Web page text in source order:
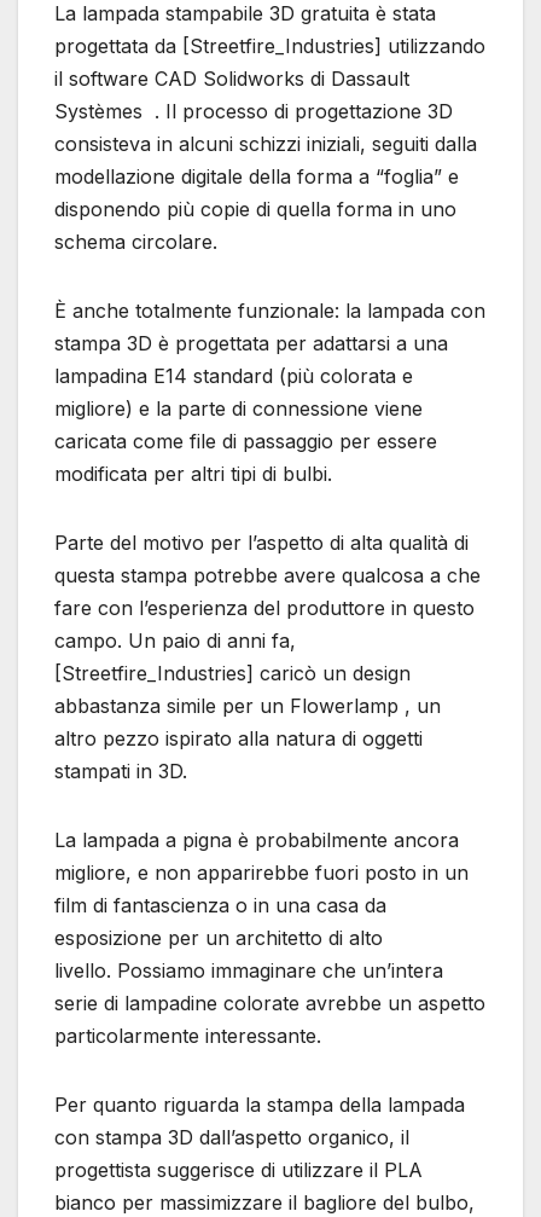
La lampada stampabile 3D gratuita è stata
progettata da [Streetfire_Industries] utilizzando
il software CAD Solidworks di Dassault
Systèmes . Il processo di progettazione 3D
consisteva in alcuni schizzi iniziali, seguiti dalla
modellazione digitale della forma a “foglia” e
disponendo più copie di quella forma in uno
schema circolare.
È anche totalmente funzionale: la lampada con
stampa 3D è progettata per adattarsi a una
lampadina E14 standard (più colorata e
migliore) e la parte di connessione viene
caricata come file di passaggio per essere
modificata per altri tipi di bulbi.
Parte del motivo per l’aspetto di alta qualità di
questa stampa potrebbe avere qualcosa a che
fare con l’esperienza del produttore in questo
campo. Un paio di anni fa,
[Streetfire_Industries] caricò un design
abbastanza simile per un Flowerlamp , un
altro pezzo ispirato alla natura di oggetti
stampati in 3D.
La lampada a pigna è probabilmente ancora
migliore, e non apparirebbe fuori posto in un
film di fantascienza o in una casa da
esposizione per un architetto di alto
livello. Possiamo immaginare che un’intera
serie di lampadine colorate avrebbe un aspetto
particolarmente interessante.
Per quanto riguarda la stampa della lampada
con stampa 3D dall’aspetto organico, il
progettista suggerisce di utilizzare il PLA
bianco per massimizzare il bagliore del bulbo,